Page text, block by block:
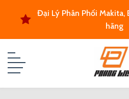
Đại Lý Phân Phối Makita,
hãng